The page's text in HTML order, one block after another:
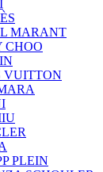
MARANT
CHOO
VUITTON
PLEIN